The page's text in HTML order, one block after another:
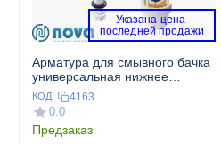
Указана цена
последней продажи
Арматура для смывного бачка
универсальная нижнее
подключение NOVA PLASTIK
КОД: 4163
0.0
Предзаказ